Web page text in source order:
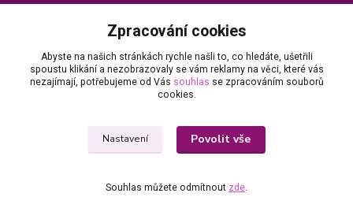
+420 735 055 075
(Po - Pá, 8 - 16 hod.)
info@x-nails.cz
Zpracování cookies
Abyste na našich stránkách rychle našli to, co hledáte, ušetřili
spoustu klikání a nezobrazovaly se vám reklamy na věci, které vás
nezajímají, potřebujeme od Vás souhlas se zpracováním souborů
cookies.
Nastavení Povolit vše
Souhlas můžete odmítnout zde.